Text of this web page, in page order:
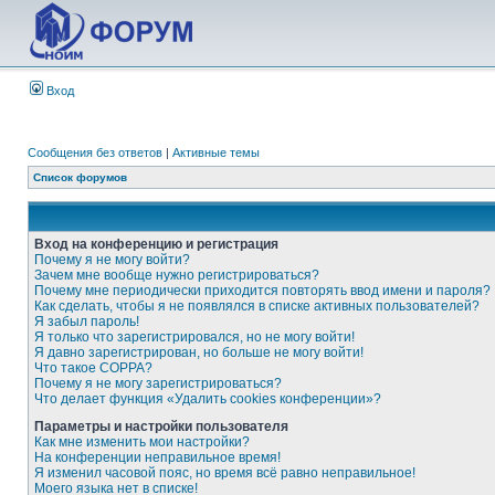
Вход
Сообщения без ответов | Активные темы
Список форумов
Вход на конференцию и регистрация
Почему я не могу войти?
Зачем мне вообще нужно регистрироваться?
Почему мне периодически приходится повторять ввод имени и пароля?
Как сделать, чтобы я не появлялся в списке активных пользователей?
Я забыл пароль!
Я только что зарегистрировался, но не могу войти!
Я давно зарегистрирован, но больше не могу войти!
Что такое COPPA?
Почему я не могу зарегистрироваться?
Что делает функция «Удалить cookies конференции»?
Параметры и настройки пользователя
Как мне изменить мои настройки?
На конференции неправильное время!
Я изменил часовой пояс, но время всё равно неправильное!
Моего языка нет в списке!